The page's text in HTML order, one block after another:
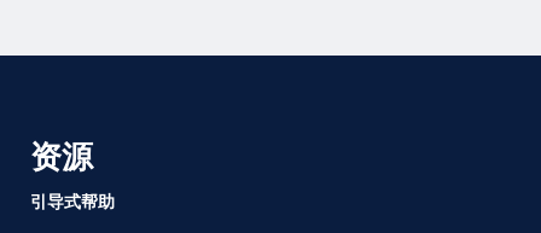
资源
引导式帮助